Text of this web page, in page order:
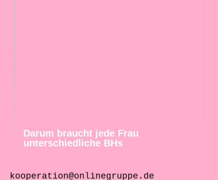
Darum braucht jede Frau
unterschiedliche BHs
kooperation@onlinegruppe.de